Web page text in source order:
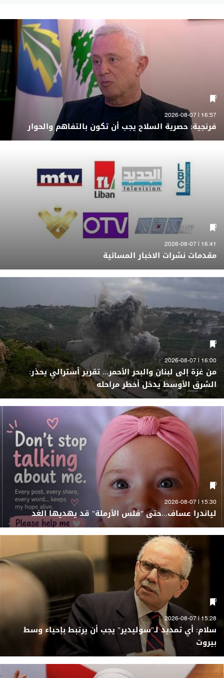
16:57 | 2026-08-07
فرنجية: حصرية السلاح يجب أن تكون بالتفاهم والحوار
16:41 | 2026-08-07
مقدمات نشرات الاخبار المسائية
16:00 | 2026-08-07
من غزة إلى لبنان والبحر الأحمر... تقرير أسترالي يحذر:
الشرق الأوسط يدخل أخطر مراحله
15:30 | 2026-08-07
لياندرا عساف...حتى "فلس الأرملة" قد يهديها الغد
15:28 | 2026-08-07
سلام: أي تمديد لـ"سوليدير" يجب أن يرتبط بإحياء وسط
بيروت